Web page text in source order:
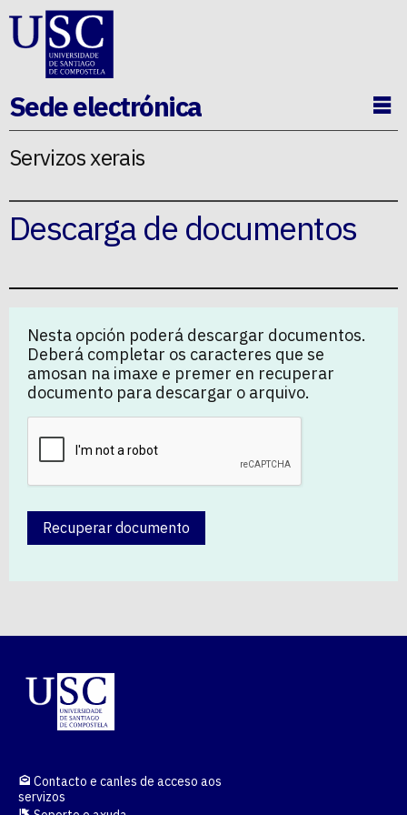
Ir ao contido da p�xina
Sede electrónica
Servizos xerais
Descarga de documentos
Nesta opción poderá descargar documentos.
Deberá completar os caracteres que se
amosan na imaxe e premer en recuperar
documento para descargar o arquivo.
Recuperar documento
Contacto e canles de acceso aos
servizos